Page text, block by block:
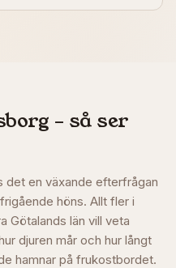
– så ser
det en växande efterfrågan
höns. Allt fler i
Götalands län vill veta
djuren mår och hur långt
hamnar på frukostbordet.